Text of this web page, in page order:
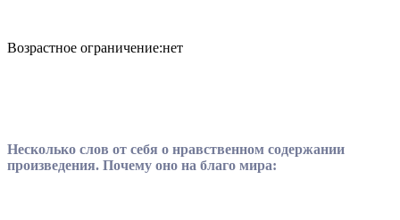
Возрастное ограничение:нет
Несколько слов от себя о нравственном содержании
произведения. Почему оно на благо мира: